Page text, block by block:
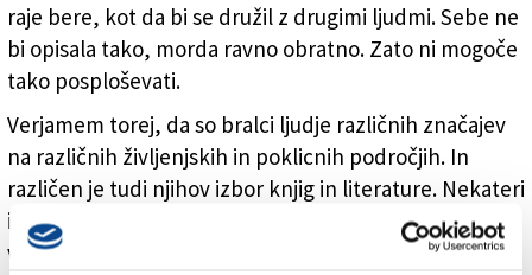
raje bere, kot da bi se družil z drugimi ljudmi. Sebe ne
bi opisala tako, morda ravno obratno. Zato ni mogoče
tako posploševati.
Verjamem torej, da so bralci ljudje različnih značajev
na različnih življenjskih in poklicnih področjih. In
različen je tudi njihov izbor knjig in literature. Nekateri
imajo samo nekaj knjig na kavni mizici, »da je lepo
videti, ko pridejo gosti«, drugi pa cele omare in sobe,